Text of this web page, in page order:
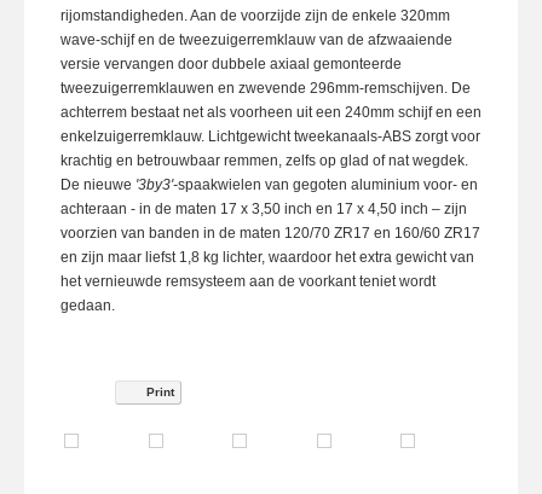
rijomstandigheden. Aan de voorzijde zijn de enkele 320mm
wave-schijf en de tweezuigerremklauw van de afzwaaiende
versie vervangen door dubbele axiaal gemonteerde
tweezuigerremklauwen en zwevende 296mm-remschijven. De
achterrem bestaat net als voorheen uit een 240mm schijf en een
enkelzuigerremklauw. Lichtgewicht tweekanaals-ABS zorgt voor
krachtig en betrouwbaar remmen, zelfs op glad of nat wegdek.
De nieuwe '3by3'-spaakwielen van gegoten aluminium voor- en
achteraan - in de maten 17 x 3,50 inch en 17 x 4,50 inch – zijn
voorzien van banden in de maten 120/70 ZR17 en 160/60 ZR17
en zijn maar liefst 1,8 kg lichter, waardoor het extra gewicht van
het vernieuwde remsysteem aan de voorkant teniet wordt
gedaan.
Print